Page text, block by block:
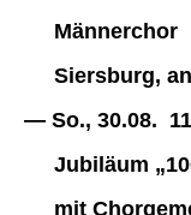
Männerchor
Siersburg,
— So., 30.08.
Jubiläum
mit